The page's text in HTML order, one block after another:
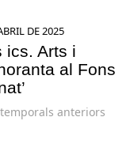
DE 2025
ics. Arts i
al Fons
anteriors